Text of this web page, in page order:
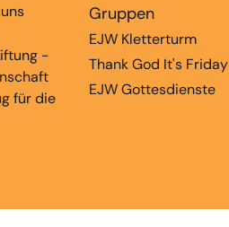
-
für die
Gruppen
EJW Kletterturm
Thank God It's Friday
EJW Gottesdienste